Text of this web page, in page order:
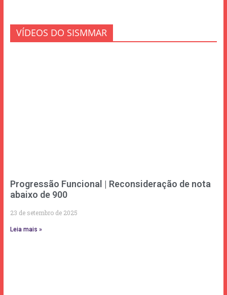
VÍDEOS DO SISMMAR
Progressão Funcional | Reconsideração de nota
abaixo de 900
23 de setembro de 2025
Leia mais »